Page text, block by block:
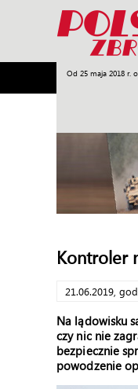
Od 25 maja 2018 r.
Armia
Kontroler
21.06.2019,
Na lądowisku
czy nic nie
bezpiecznie
powodzenie